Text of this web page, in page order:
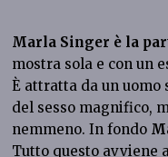
Marla Singer è la
mostra sola e con un
È attratta da un uomo
del sesso magnifico,
nemmeno. In fondo
Tutto questo avviene